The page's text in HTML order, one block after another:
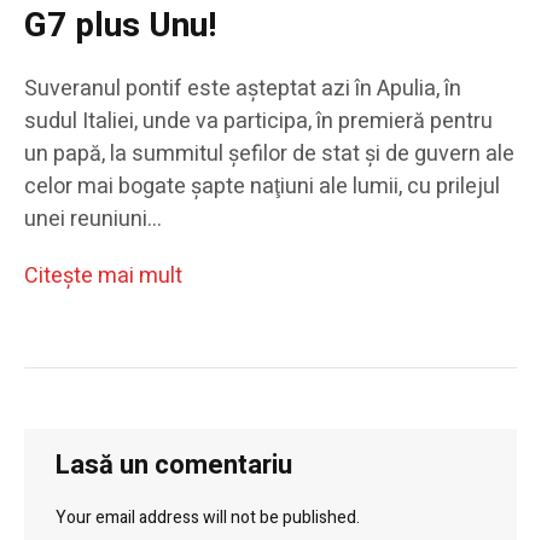
G7 plus Unu!
Suveranul pontif este aşteptat azi în Apulia, în
sudul Italiei, unde va participa, în premieră pentru
un papă, la summitul şefilor de stat şi de guvern ale
celor mai bogate şapte naţiuni ale lumii, cu prilejul
unei reuniuni…
Citeşte mai mult
Lasă un comentariu
Your email address will not be published.